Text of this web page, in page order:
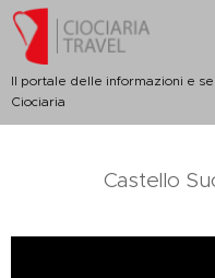
Il portale delle informazioni e
Ciociaria
Castello